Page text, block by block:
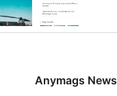
Anymags News